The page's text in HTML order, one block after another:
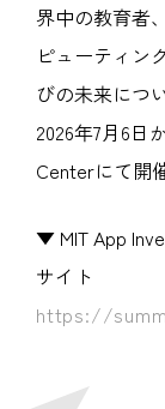
界中の教育者
ピューティン
びの未来につ
2026年7月6日
Centerにて開
▼ MIT App
サイト
https://